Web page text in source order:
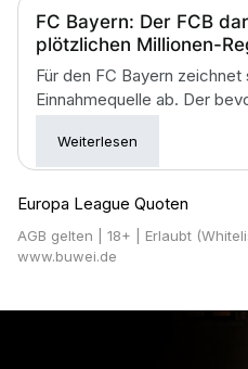
FC Bayern: Der FCB
plötzlichen Millionen-
Für den FC Bayern
Einnahmequelle ab. Der
Weiterlesen
Europa League Quoten
AGB gelten | 18+ | Erlaubt
www.buwei.de